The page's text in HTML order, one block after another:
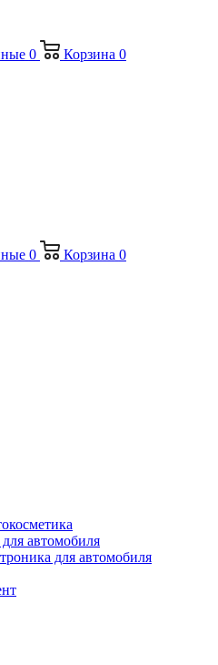
0 Корзина 0
0 Корзина 0
автомобиля
для автомобиля